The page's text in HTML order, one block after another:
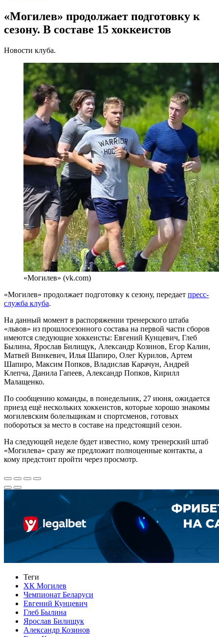
«Могилев» продолжает подготовку к
сезону. В составе 15 хоккеистов
Новости клуба.
«Могилев» (vk.com)
«Могилев» продолжает подготовку к сезону, передает пресс-
служба клуба.
На данный момент в распоряжении тренерского штаба
«львов» из прошлосезонного состава на первой части сборов
имеются следующие хоккеисты: Евгений Кунцевич, Глеб
Былина, Ярослав Билищук, Александр Козинов, Егор Калин,
Матвей Винкевич, Илья Шапиро, Олег Курилов, Артем
Шапиро, Максим Попков, Владислав Карачун, Андрей
Клепча, Данила Гапеев, Александр Попков, Кирилл
Малащенко.
По сообщению команды, в понедельник, 27 июня, ожидается
приезд ещё нескольких хоккеистов, которые хорошо знакомы
могилевским болельщикам и спортсменов, готовых
побороться за место в составе на предстоящий сезон.
На следующей неделе будет известно, кому тренерский штаб
«Могилева» сразу же предложит полноценные контакты, а
кому предстоит пройти через просмотр.
Теги
ХК Могилев
Чемпионат Беларуси
Евгений Кунцевич
Глеб Былина
Ярослав Билищук
Александр Козинов